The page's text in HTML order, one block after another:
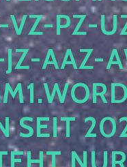
PZ-UZ-
2024